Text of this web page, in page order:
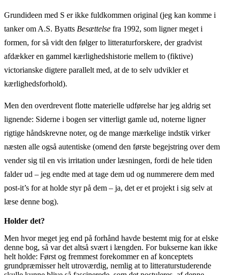
Grundideen med S er ikke fuldkommen original (jeg kan komme i
tanker om A.S. Byatts Besættelse fra 1992, som ligner meget i
formen, for så vidt den følger to litteraturforskere, der gradvist
afdækker en gammel kærlighedshistorie mellem to (fiktive)
victorianske digtere parallelt med, at de to selv udvikler et
kærlighedsforhold).
Men den overdrevent flotte materielle udførelse har jeg aldrig set
lignende: Siderne i bogen ser vitterligt gamle ud, noterne ligner
rigtige håndskrevne noter, og de mange mærkelige indstik virker
næsten alle også autentiske (omend den første begejstring over dem
vender sig til en vis irritation under læsningen, fordi de hele tiden
falder ud – jeg endte med at tage dem ud og nummerere dem med
post-it’s for at holde styr på dem – ja, det er et projekt i sig selv at
læse denne bog).
Holder det?
Men hvor meget jeg end på forhånd havde bestemt mig for at elske
denne bog, så var det altså svært i længden. For bukserne kan ikke
helt holde: Først og fremmest forekommer en af konceptets
grundpræmisser helt utroværdig, nemlig at to litteraturstuderende